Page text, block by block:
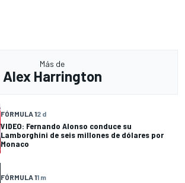
Más de
Alex Harrington
FÓRMULA 12 d
VIDEO: Fernando Alonso conduce su
Lamborghini de seis millones de dólares por
Monaco
FÓRMULA 11 m